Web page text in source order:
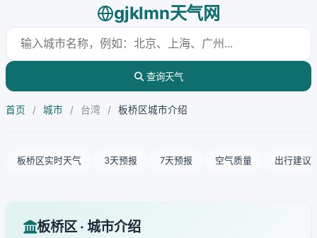
gjklmn天气网
查询天气
首页 / 城市 / 台湾 / 板桥区城市介绍
板桥区实时天气 3天预报 7天预报 空气质量 出行建议
板桥区 · 城市介绍